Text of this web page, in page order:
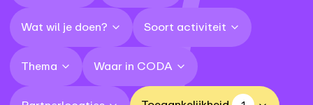
Wat wil je doen? Soort activiteit
Thema Waar in CODA